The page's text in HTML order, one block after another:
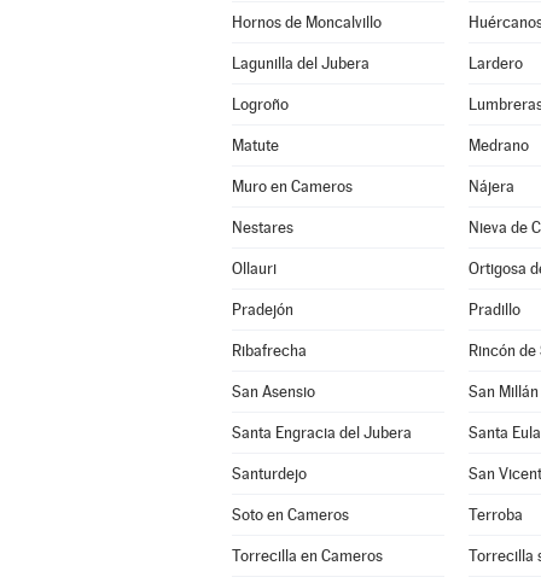
Hornos de Moncalvillo
Lagunilla del Jubera Lardero
Logroño
Matute Medrano
Muro en Cameros Nájera
Nestares Nieva de
Ollauri Ortigosa
Pradejón Pradillo
Ribafrecha Rincón de
San Asensio San
Santa Engracia del Jubera Santa
Santurdejo San
Soto en Cameros Terroba
Torrecilla en Cameros Torrecilla